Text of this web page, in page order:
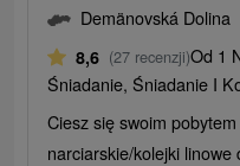
Demänovská Dolina
8,6 (27 recenzji)Od 1
Śniadanie, Śniadanie I
Ciesz się swoim
narciarskie/kolejki